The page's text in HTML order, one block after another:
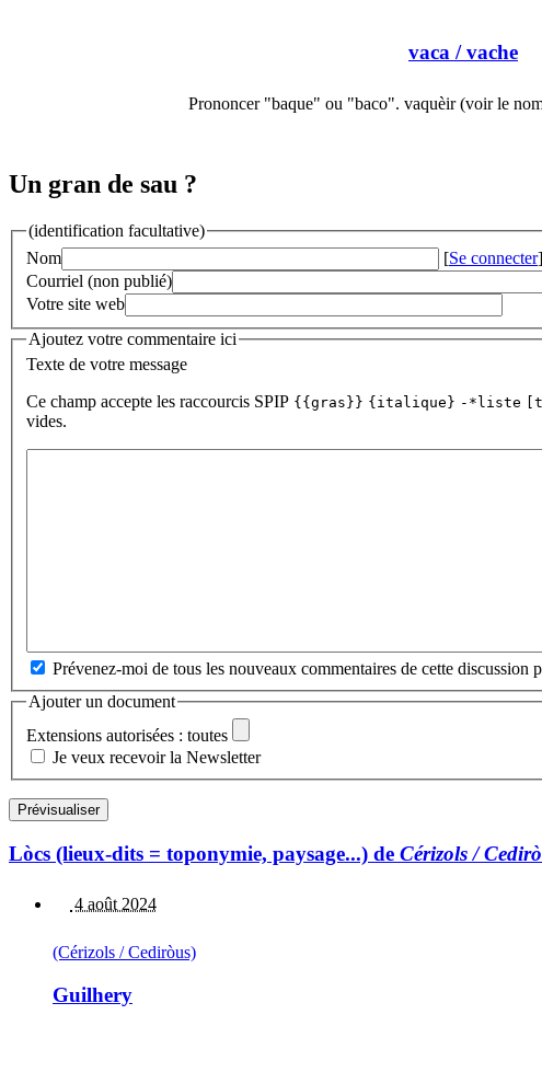
vaca / vache
Prononcer "baque" ou "baco". vaquèir (voir le
Un gran de sau ?
(identification facultative)
Nom
[Se connecter]
Courriel (non publié)
Votre site web
Ajoutez votre commentaire ici
Texte de votre message
Ce champ accepte les raccourcis SPIP {{gras}} {italique} -*liste
vides.
Prévenez-moi de tous les nouveaux commentaires de cette discussion
Ajouter un document
Extensions autorisées : toutes
Je veux recevoir la Newsletter
Lòcs (lieux-dits = toponymie, paysage...) de Cérizols /
4 août 2024
(Cérizols / Cediròus)
Guilhery